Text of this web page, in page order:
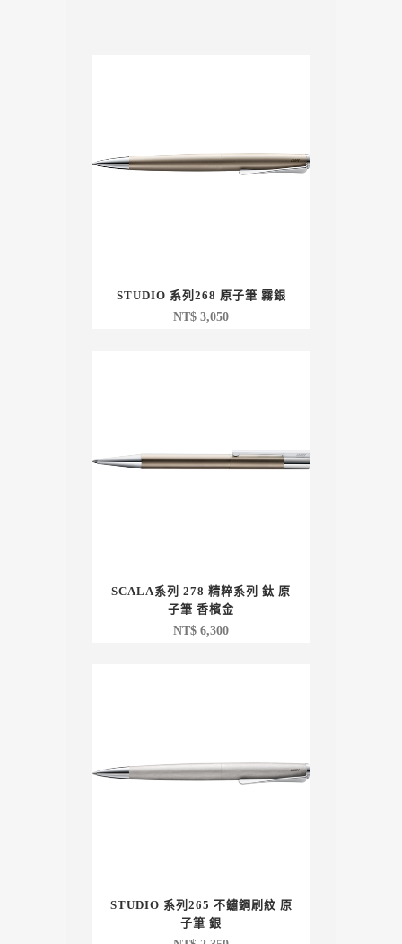
STUDIO 系列268 原子筆 霧銀
NT$ 3,050
SCALA系列 278 精粹系列 鈦 原
子筆 香檳金
NT$ 6,300
STUDIO 系列265 不鏽鋼刷紋 原
子筆 銀